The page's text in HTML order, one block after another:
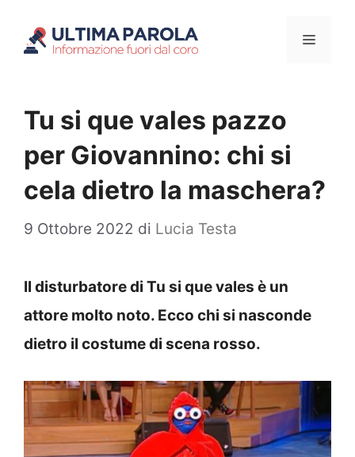
Menu
Tu si que vales pazzo
per Giovannino: chi si
cela dietro la maschera?
9 Ottobre 2022 di Lucia Testa
Il disturbatore di Tu si que vales è un
attore molto noto. Ecco chi si nasconde
dietro il costume di scena rosso.